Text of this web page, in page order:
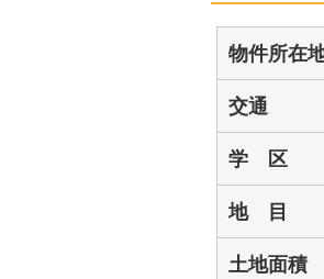
物件所在
交通
学 区
地 目
土地面積